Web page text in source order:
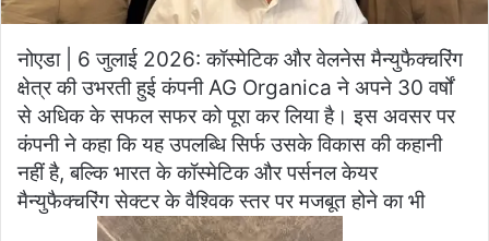
नोएडा | 6 जुलाई 2026: कॉस्मेटिक और वेलनेस मैन्युफैक्चरिंग
क्षेत्र की उभरती हुई कंपनी AG Organica ने अपने 30 वर्षों
से अधिक के सफल सफर को पूरा कर लिया है। इस अवसर पर
कंपनी ने कहा कि यह उपलब्धि सिर्फ उसके विकास की कहानी
नहीं है, बल्कि भारत के कॉस्मेटिक और पर्सनल केयर
मैन्युफैक्चरिंग सेक्टर के वैश्विक स्तर पर मजबूत होने का भी